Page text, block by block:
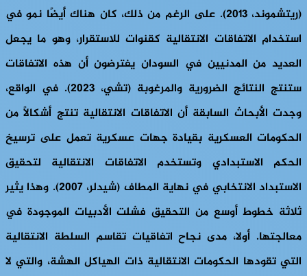
(ريتشموند، 2013). على الرغم من ذلك، كان هناك أيضًا نمو في
استخدام الاتفاقات الانتقالية كقنوات للاستقرار، وهو ما يجعل
العديد من المدنيين في السودان يفترضون أن هذه الاتفاقات
ستنتج النتائج الضرورية والمرغوبة (تشي، 2023). في الواقع،
وجدت الأبحاث السابقة أن الاتفاقات الانتقالية تنتج أشكالًا من
الحكومات العسكرية بقيادة جهات عسكرية تعمل على ترسيخ
الحكم الاستبدادي وتستخدم الاتفاقات الانتقالية لتحقيق
الاستبداد الانتخابي في نهاية المطاف (شيدلر، 2007). وهذا يثير
ثلاثة خطوط أوسع من التحقيق فشلت الأدبيات الموجودة في
معالجتها. أولا، مدى نجاح اتفاقيات تقاسم السلطة الانتقالية
التي تقودها الحكومات الانتقالية ذات الهياكل الهشة، والتي لا